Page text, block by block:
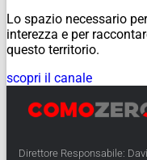
Lo spazio necessario
interezza e per
questo territorio.
scopri il canale
Direttore Responsabile: